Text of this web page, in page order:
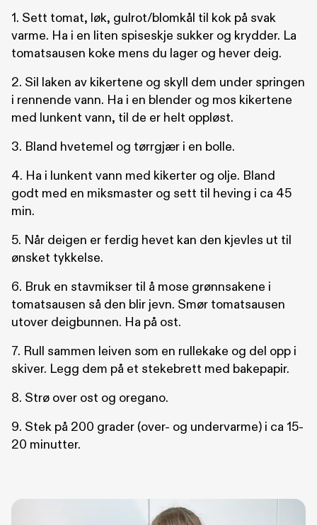
1. Sett tomat, løk, gulrot/blomkål til kok på svak
varme. Ha i en liten spiseskje sukker og krydder. La
tomatsausen koke mens du lager og hever deig.
2. Sil laken av kikertene og skyll dem under springen
i rennende vann. Ha i en blender og mos kikertene
med lunkent vann, til de er helt oppløst.
3. Bland hvetemel og tørrgjær i en bolle.
4. Ha i lunkent vann med kikerter og olje. Bland
godt med en miksmaster og sett til heving i ca 45
min.
5. Når deigen er ferdig hevet kan den kjevles ut til
ønsket tykkelse.
6. Bruk en stavmikser til å mose grønnsakene i
tomatsausen så den blir jevn. Smør tomatsausen
utover deigbunnen. Ha på ost.
7. Rull sammen leiven som en rullekake og del opp i
skiver. Legg dem på et stekebrett med bakepapir.
8. Strø over ost og oregano.
9. Stek på 200 grader (over- og undervarme) i ca 15-
20 minutter.